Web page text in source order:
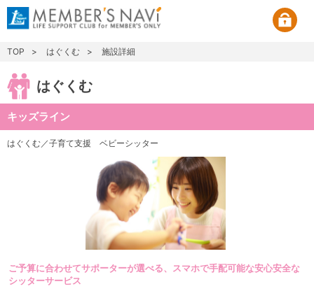
TOP はぐくむ 施設詳細
はぐくむ
キッズライン
はぐくむ／子育て支援 ベビーシッター
ご予算に合わせてサポーターが選べる、スマホで手配可能な安心安全な
シッターサービス